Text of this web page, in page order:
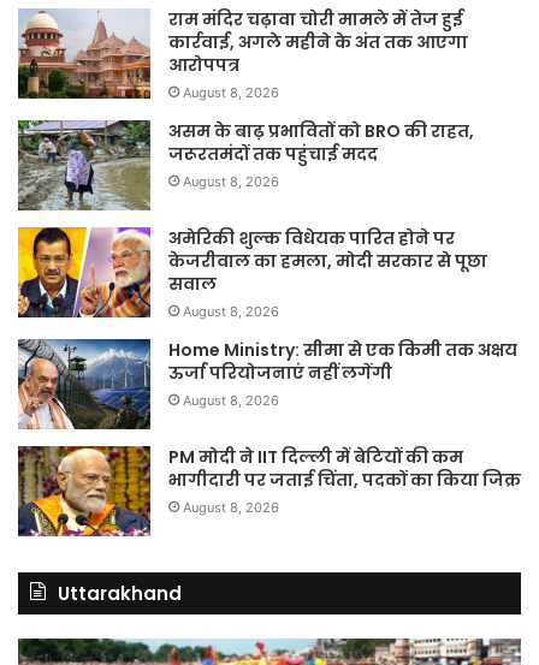
राम मंदिर चढ़ावा चोरी मामले में तेज हुई
कार्रवाई, अगले महीने के अंत तक आएगा
आरोपपत्र
August 8, 2026
असम के बाढ़ प्रभावितों को BRO की राहत,
जरूरतमंदों तक पहुंचाई मदद
August 8, 2026
अमेरिकी शुल्क विधेयक पारित होने पर
केजरीवाल का हमला, मोदी सरकार से पूछा
सवाल
August 8, 2026
Home Ministry: सीमा से एक किमी तक अक्षय
ऊर्जा परियोजनाएं नहीं लगेंगी
August 8, 2026
PM मोदी ने IIT दिल्ली में बेटियों की कम
भागीदारी पर जताई चिंता, पदकों का किया जिक्र
August 8, 2026
Uttarakhand